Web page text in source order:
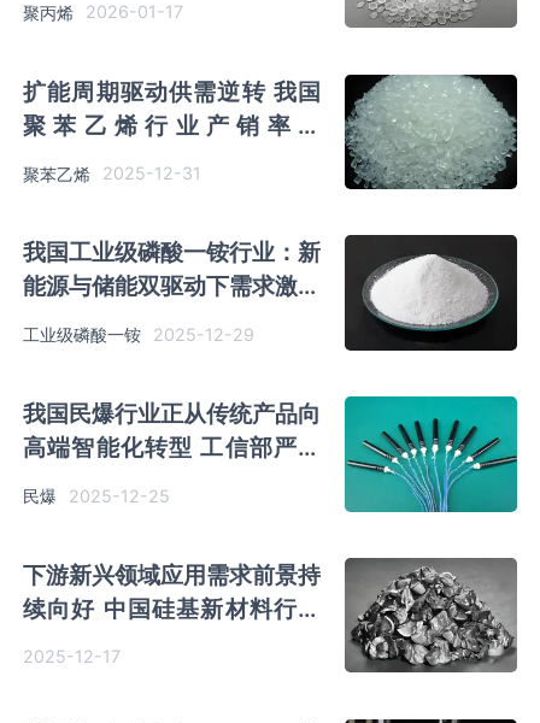
聚丙烯 2026-01-17
扩能周期驱动供需逆转 我国
聚苯乙烯行业产销率达
聚苯乙烯 2025-12-31
我国工业级磷酸一铵行业：新
能源与储能双驱动下需求激增
头部企业产能优势突出
工业级磷酸一铵 2025-12-29
我国民爆行业正从传统产品向
高端智能化转型 工信部严监
管推动结构性调整深化
民爆 2025-12-25
下游新兴领域应用需求前景持
续向好 中国硅基新材料行业
初步寡占格局已形成
2025-12-17